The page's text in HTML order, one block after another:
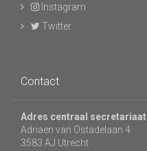
Instagram
Twitter
Contact
Adres centraal secretariaat
Adriaen van Ostadelaan 4
3583 AJ Utrecht